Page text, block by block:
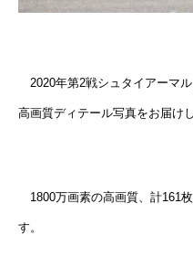
2020年第2戦シュタイアーマ
高画質ディテール写真をお届けし
1800万画素の高画質、計161
す。